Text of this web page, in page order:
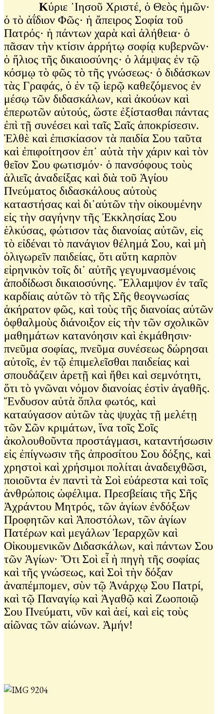
Κύριε ᾿Ιησοῦ Χριστέ, ὁ Θεὸς ἡμῶν·
ὁ τὸ ἀΐδιον Φῶς· ἡ ἄπειρος Σοφία τοῦ
Πατρός· ἡ πάντων χαρὰ καὶ ἀλήθεια· ὁ
πᾶσαν τὴν κτίσιν ἀρρήτῳ σοφίᾳ κυβερνῶν·
ὁ ἥλιος τῆς δικαιοσύνης· ὁ λάμψας ἐν τῷ
κόσμῳ τὸ φῶς τὸ τῆς γνώσεως· ὁ διδάσκων
τὰς Γραφάς, ὁ ἐν τῷ ἱερῷ καθεζόμενος ἐν
μέσῳ τῶν διδασκάλων, καὶ ἀκούων καὶ
ἐπερωτῶν αὐτούς, ὥστε ἐξίστασθαι πάντας
ἐπὶ τῇ συνέσει καὶ ταῖς Σαῖς ἀποκρίσεσιν.
Ἐλθὲ καὶ ἐπισκίασον τὰ παιδία Σου ταῦτα
καὶ ἐπιφοίτησον ἐπ᾿ αὐτὰ τὴν χάριν καὶ τὸν
θεῖον Σου φωτισμόν· ὁ πανσόφους τοὺς
ἁλιεῖς ἀναδείξας καὶ διὰ τοῦ Ἁγίου
Πνεύματος διδασκάλους αὐτοὺς
καταστήσας καὶ δι᾿αὐτῶν τὴν οἰκουμένην
εἰς τὴν σαγήνην τῆς Ἐκκλησίας Σου
ἑλκύσας, φώτισον τὰς διανοίας αὐτῶν, εἰς
τὸ εἰδέναι τὸ πανάγιον θέλημά Σου, καὶ μὴ
ὀλιγωρεῖν παιδείας, ὅτι αὕτη καρπὸν
εἰρηνικὸν τοῖς δι᾿ αὐτῆς γεγυμνασμένοις
ἀποδίδωσι δικαιοσύνης. Ἔλλαμψον ἐν ταῖς
καρδίαις αὐτῶν τὸ τῆς Σῆς θεογνωσίας
ἀκήρατον φῶς, καὶ τοὺς τῆς διανοίας αὐτῶν
ὀφθαλμοὺς διάνοιξον εἰς τὴν τῶν σχολικῶν
μαθημάτων κατανόησιν καὶ ἐκμάθησιν·
πνεῦμα σοφίας, πνεῦμα συνέσεως δώρησαι
αὐτοῖς, ἐν τῷ ἐπιμελεῖσθαι παιδείας καὶ
σπουδάζειν ἀρετῇ καὶ ἤθει καὶ σεμνότητι,
ὅτι τὸ γνῶναι νόμον διανοίας ἐστὶν ἀγαθῆς.
Ἔνδυσον αὐτὰ ὅπλα φωτός, καὶ
καταύγασον αὐτῶν τὰς ψυχὰς τῇ μελέτῃ
τῶν Σῶν κριμάτων, ἵνα τοῖς Σοῖς
ἀκολουθοῦντα προστάγμασι, καταντήσωσιν
εἰς ἐπίγνωσιν τῆς ἀπροσίτου Σου δόξης, καὶ
χρηστοὶ καὶ χρήσιμοι πολίται ἀναδειχθῶσι,
ποιοῦντα ἐν παντὶ τὰ Σοὶ εὐάρεστα καὶ τοῖς
ἀνθρώποις ὠφέλιμα. Πρεσβείαις τῆς Σῆς
Ἀχράντου Μητρός, τῶν ἁγίων ἐνδόξων
Προφητῶν καὶ Ἀποστόλων, τῶν ἁγίων
Πατέρων καὶ μεγάλων Ἱεραρχῶν καὶ
Οἰκουμενικῶν Διδασκάλων, καὶ πάντων Σου
τῶν Ἁγίων· Ὅτι Σοὶ εἶ ἡ πηγὴ τῆς σοφίας
καὶ τῆς γνώσεως, καὶ Σοὶ τὴν δόξαν
ἀναπέμπομεν, σὺν τῷ Ἀνάρχῳ Σου Πατρί,
καὶ τῷ Παναγίῳ καὶ Ἀγαθῷ καὶ Ζωοποιῷ
Σου Πνεύματι, νῦν καὶ ἀεί, καὶ εἰς τοὺς
αἰῶνας τῶν αἰώνων. Ἀμήν!